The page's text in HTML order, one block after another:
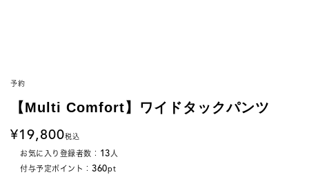
予約
【Multi Comfort】ワイドタックパンツ
19,800税込
お気に入り登録者数： 13人
付与予定ポイント： 360pt